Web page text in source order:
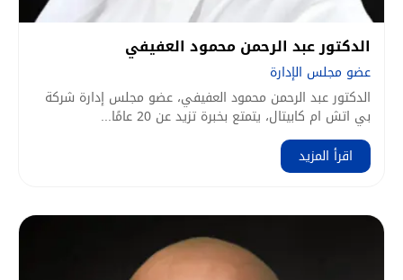
الدكتور عبد الرحمن محمود العفيفي
عضو مجلس الإدارة
الدكتور عبد الرحمن محمود العفيفي، عضو مجلس إدارة شركة
بي اتش ام كابيتال، يتمتع بخبرة تزيد عن 20 عامًا...
اقرأ المزيد